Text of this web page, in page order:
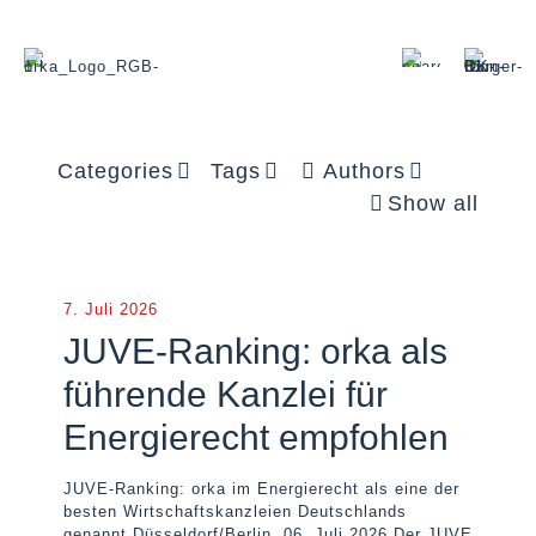
Categories Tags
Authors
Show all
7. Juli 2026
JUVE-Ranking: orka als
führende Kanzlei für
Energierecht empfohlen
JUVE-Ranking: orka im Energierecht als eine der
besten Wirtschaftskanzleien Deutschlands